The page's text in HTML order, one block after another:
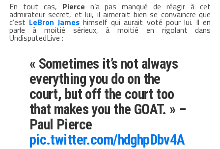
En tout cas, Pierce n’a pas manqué de réagir à cet
admirateur secret, et lui, il aimerait bien se convaincre que
c’est LeBron James himself qui aurait voté pour lui. Il en
parle à moitié sérieux, à moitié en rigolant dans
UndisputedLive :
« Sometimes it’s not always
everything you do on the
court, but off the court too
that makes you the GOAT. » –
Paul Pierce
pic.twitter.com/hdghpDbv4A